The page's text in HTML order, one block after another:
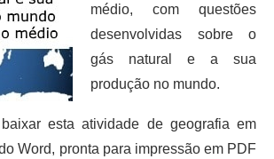
médio, com questões
desenvolvidas sobre o
gás natural e a sua
produção no mundo.
esta atividade de geografia em
Word, pronta para impressão em PDF